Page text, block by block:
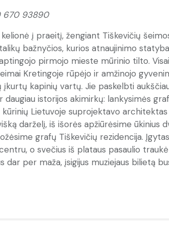
670 93890
į praeitį, žengiant Tiškevičių
bažnyčios, kurios atnaujinimo
pirmojo mieste mūrinio tilto.
Kretingoje rūpėjo ir amžinojo
kapinių vartų. Jie paskelbti
istorijos akimirkų: lankysimės
Lietuvoje suprojektavo architektas
darželį, iš išorės apžiūrėsime ūkinius
grafų Tiškevičių rezidencija.
o svečius iš plataus pasaulio
dar per maža, įsigijus muziejaus bilietą